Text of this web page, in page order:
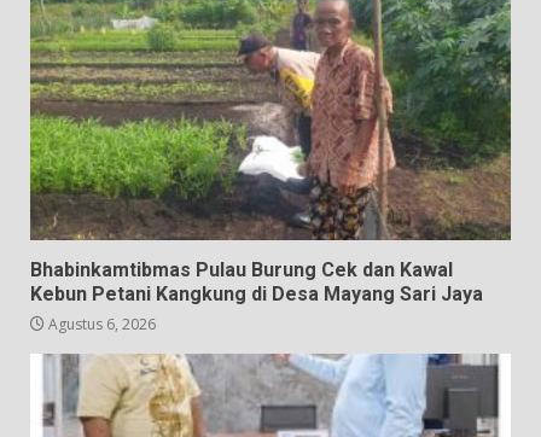
Bhabinkamtibmas Pulau Burung Cek dan Kawal
Kebun Petani Kangkung di Desa Mayang Sari Jaya
Agustus 6, 2026